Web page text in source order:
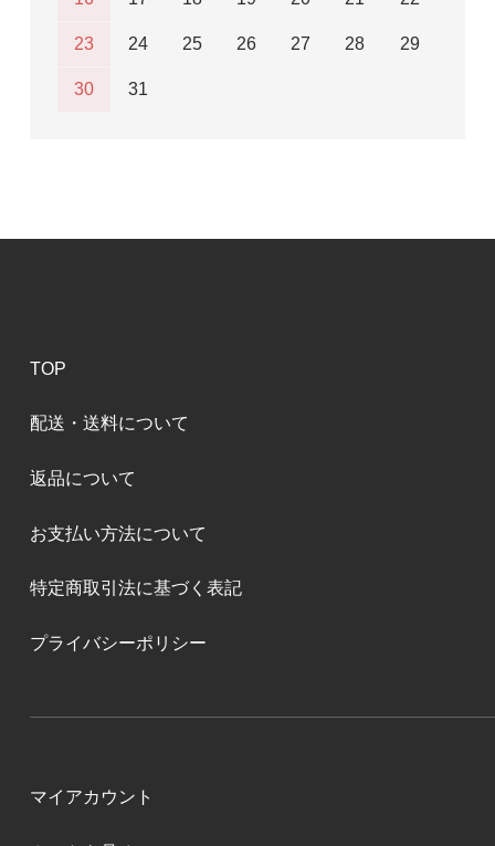
23 24 25 26 27 28 29
30 31
TOP
配送・送料について
返品について
お支払い方法について
特定商取引法に基づく表記
プライバシーポリシー
マイアカウント